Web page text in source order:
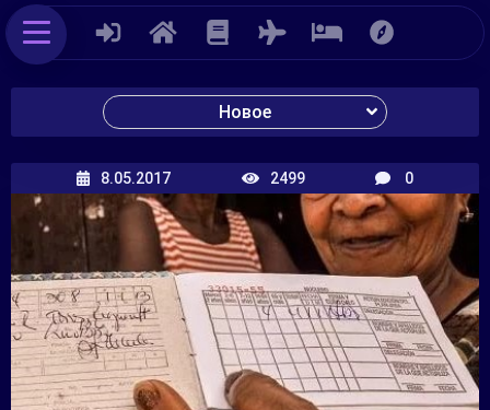
Новое
8.05.2017 2499 0